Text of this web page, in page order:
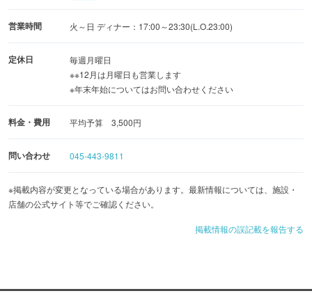
営業時間 火～日 ディナー：17:00～23:30(L.O.23:00)
定休日
毎週月曜日
※※12月は月曜日も営業します
※年末年始についてはお問い合わせください
料金・費用 平均予算 3,500円
問い合わせ 045-443-9811
※掲載内容が変更となっている場合があります。最新情報については、施設・
店舗の公式サイト等でご確認ください。
掲載情報の誤記載を報告する